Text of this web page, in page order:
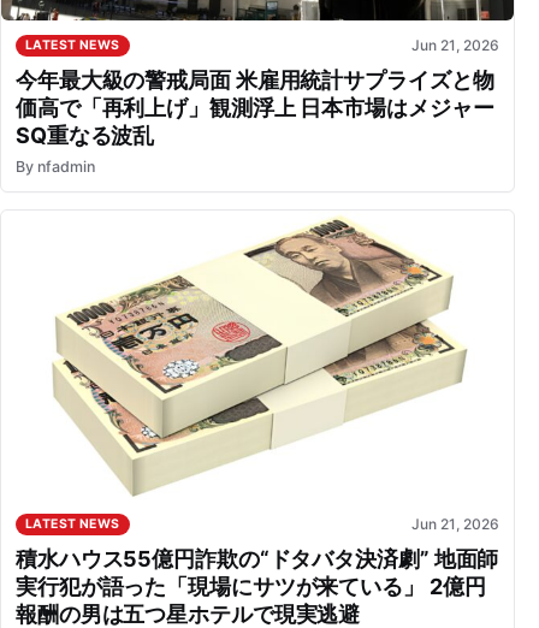
LATEST NEWS Jun 21, 2026
今年最大級の警戒局面 米雇用統計サプライズと物
価高で「再利上げ」観測浮上 日本市場はメジャー
SQ重なる波乱
By nfadmin
LATEST NEWS Jun 21, 2026
積水ハウス55億円詐欺の“ドタバタ決済劇” 地面師
実行犯が語った「現場にサツが来ている」 2億円
報酬の男は五つ星ホテルで現実逃避